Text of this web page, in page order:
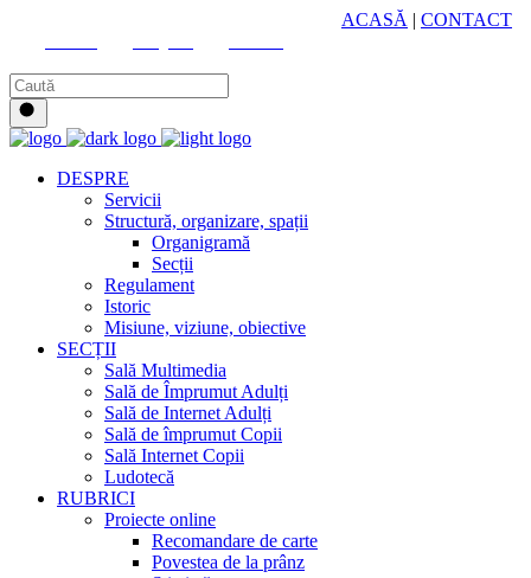
ACASĂ | CONTACT
DESPRE
Servicii
Structură, organizare, spații
Organigramă
Secții
Regulament
Istoric
Misiune, viziune, obiective
SECȚII
Sală Multimedia
Sală de Împrumut Adulți
Sală de Internet Adulți
Sală de împrumut Copii
Sală Internet Copii
Ludotecă
RUBRICI
Proiecte online
Recomandare de carte
Povestea de la prânz